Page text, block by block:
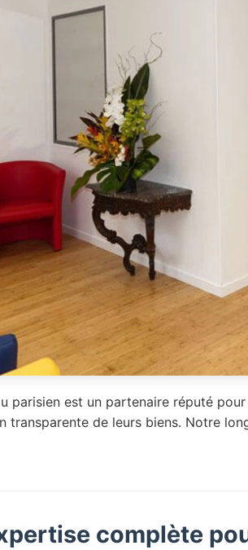
parisien est un partenaire réputé
transparente de leurs biens. Notre
complète